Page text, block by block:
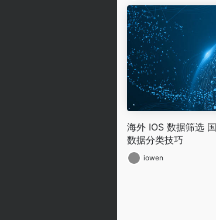
海外 IOS 数据筛选
数据分类技巧
iowen